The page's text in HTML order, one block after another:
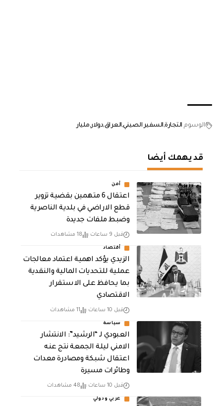
الوسوم التجارة السفير الصيني العراقدولار مليار
قد يهمك أيضا
أمن
اعتقال 6 متهمين بقضية تزوير
قطع الاراضي في بلدية الناصرية
وضبط ملفات جديدة
قبل 9 ساعات 18 مشاهدات
أقتصاد
الزيدي يؤكد اهمية اعتماد معالجات
عملية للتحديات المالية والنقدية
بما يحافظ على الاستقرار
الاقتصادي
قبل 10 ساعات 11 مشاهدات
سياسة
العبودي لـ “الرشيد”: الانتشار
الامني ليلة الجمعة نتج عنه
اعتقال شبكة ومصادرة معدات
وطائرات مسيرة
قبل 10 ساعات 48 مشاهدات
عربي ودولي